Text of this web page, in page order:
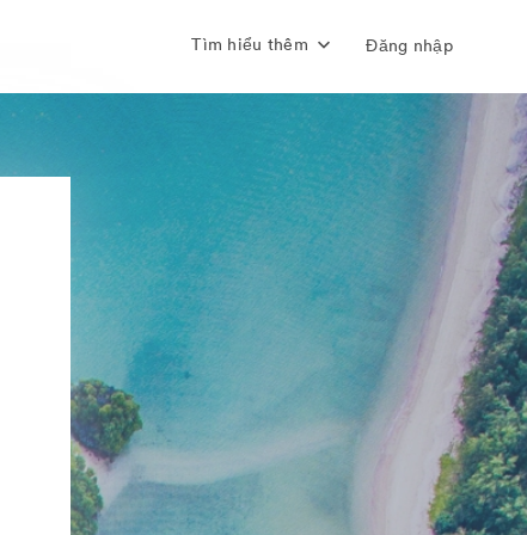
Tìm hiểu thêm Đăng nhập